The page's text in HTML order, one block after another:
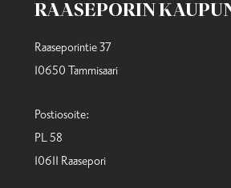
RAASEPORIN
Raaseporintie 37
10650 Tammisaari
Postiosoite:
PL 58
10611 Raasepori